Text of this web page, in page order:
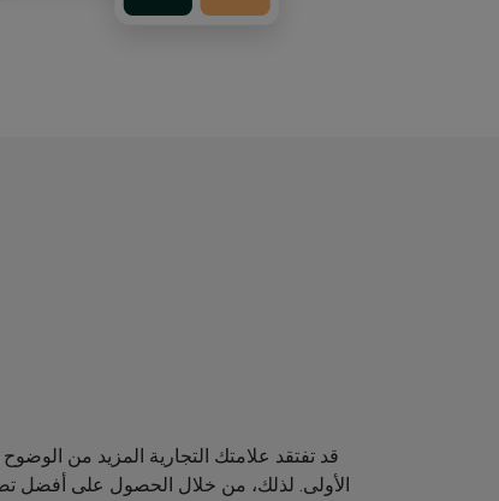
قد تفتقد علامتك التجارية المزيد من
الأولى. لذلك، من خلال الحصول على أفضل